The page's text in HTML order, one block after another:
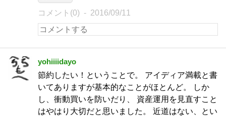
コメント(0) 2016/09/11
yohiiiidayo
節約したい！ということで。 アイディア満載と書
いてありますが基本的なことがほとんど。 しか
し、衝動買いを防いだり、 資産運用を見直すこと
はやはり大切だと思いました。 近道はない、とい